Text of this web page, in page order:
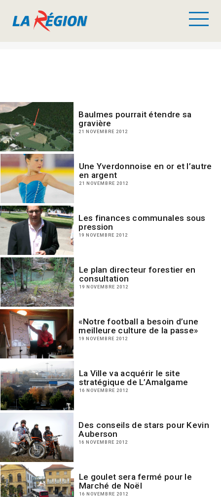
Baulmes pourrait étendre sa
gravière
21 NOVEMBRE 2012
Une Yverdonnoise en or et l’autre
en argent
21 NOVEMBRE 2012
Les finances communales sous
pression
19 NOVEMBRE 2012
Le plan directeur forestier en
consultation
19 NOVEMBRE 2012
«Notre football a besoin d’une
meilleure culture de la passe»
19 NOVEMBRE 2012
La Ville va acquérir le site
stratégique de L’Amalgame
16 NOVEMBRE 2012
Des conseils de stars pour Kevin
Auberson
16 NOVEMBRE 2012
Le goulet sera fermé pour le
Marché de Noël
16 NOVEMBRE 2012